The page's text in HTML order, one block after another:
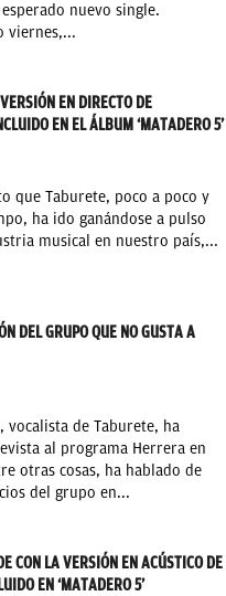
nuevo single.
viernes,...
EN DIRECTO DE
EN EL ÁLBUM ‘MATADERO 5’
que Taburete, poco a poco y
ha ido ganándose a pulso
musical en nuestro país,...
DEL GRUPO QUE NO GUSTA A
vocalista de Taburete, ha
al programa Herrera en
otras cosas, ha hablado de
del grupo en...
CON LA VERSIÓN EN ACÚSTICO DE
EN ‘MATADERO 5’